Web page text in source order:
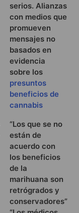
serios. Alianzas
con medios que
promueven
mensajes no
basados en
evidencia
sobre los
presuntos
beneficios de
cannabis
“Los que se no
están de
acuerdo con
los beneficios
de la
marihuana son
retrógrados y
conservadores”